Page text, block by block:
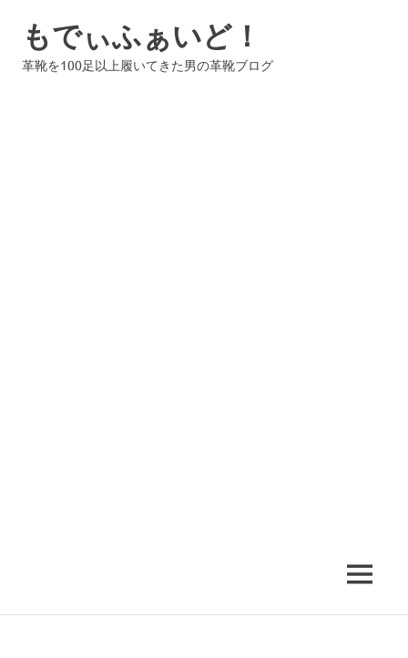
もでぃふぁいど！
革靴を100足以上履いてきた男の革靴ブログ
MENU